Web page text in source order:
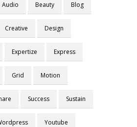
Audio Beauty Blog
Creative Design
Expertize Express
Grid Motion
Success Sustain
Youtube